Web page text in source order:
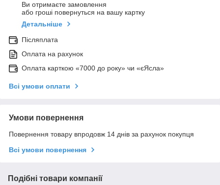
Ви отримаєте замовлення
або гроші повернуться на вашу картку
Детальніше
Післяплата
Оплата на рахунок
Оплата карткою «7000 до року» чи «єЯсла»
Всі умови оплати
Умови повернення
Повернення товару впродовж 14 днів за рахунок покупця
Всі умови повернення
Подібні товари компанії